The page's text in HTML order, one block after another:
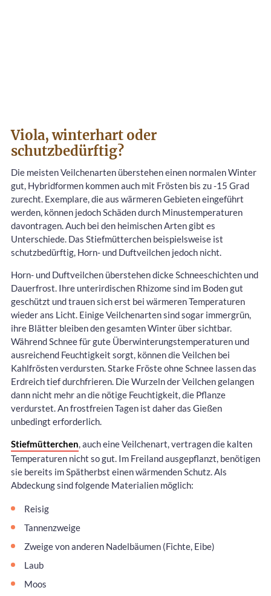
Viola, winterhart oder
schutzbedürftig?
Die meisten Veilchenarten überstehen einen normalen Winter
gut, Hybridformen kommen auch mit Frösten bis zu -15 Grad
zurecht. Exemplare, die aus wärmeren Gebieten eingeführt
werden, können jedoch Schäden durch Minustemperaturen
davontragen. Auch bei den heimischen Arten gibt es
Unterschiede. Das Stiefmütterchen beispielsweise ist
schutzbedürftig, Horn- und Duftveilchen jedoch nicht.
Horn- und Duftveilchen überstehen dicke Schneeschichten und
Dauerfrost. Ihre unterirdischen Rhizome sind im Boden gut
geschützt und trauen sich erst bei wärmeren Temperaturen
wieder ans Licht. Einige Veilchenarten sind sogar immergrün,
ihre Blätter bleiben den gesamten Winter über sichtbar.
Während Schnee für gute Überwinterungstemperaturen und
ausreichend Feuchtigkeit sorgt, können die Veilchen bei
Kahlfrösten verdursten. Starke Fröste ohne Schnee lassen das
Erdreich tief durchfrieren. Die Wurzeln der Veilchen gelangen
dann nicht mehr an die nötige Feuchtigkeit, die Pflanze
verdurstet. An frostfreien Tagen ist daher das Gießen
unbedingt erforderlich.
Stiefmütterchen , auch eine Veilchenart, vertragen die kalten
Temperaturen nicht so gut. Im Freiland ausgepflanzt, benötigen
sie bereits im Spätherbst einen wärmenden Schutz. Als
Abdeckung sind folgende Materialien möglich:
Reisig
Tannenzweige
Zweige von anderen Nadelbäumen (Fichte, Eibe)
Laub
Moos